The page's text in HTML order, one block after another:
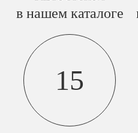
в нашем каталоге
15